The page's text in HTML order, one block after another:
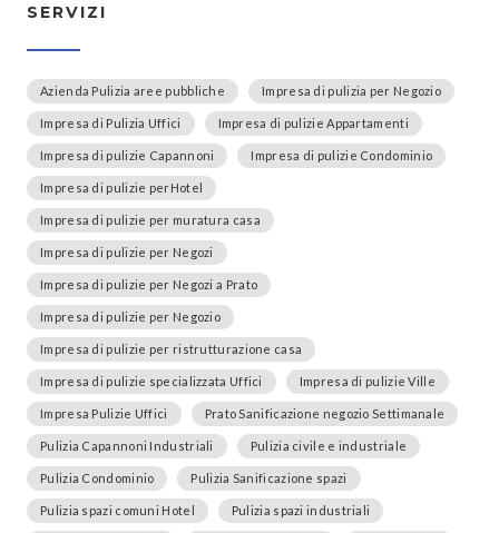
SERVIZI
Azienda Pulizia aree pubbliche Impresa di pulizia per Negozio
Impresa di Pulizia Uffici Impresa di pulizie Appartamenti
Impresa di pulizie Capannoni Impresa di pulizie Condominio
Impresa di pulizie perHotel
Impresa di pulizie per muratura casa
Impresa di pulizie per Negozi
Impresa di pulizie per Negozi a Prato
Impresa di pulizie per Negozio
Impresa di pulizie per ristrutturazione casa
Impresa di pulizie specializzata Uffici Impresa di pulizie Ville
Impresa Pulizie Uffici Prato Sanificazione negozio Settimanale
Pulizia Capannoni Industriali Pulizia civile e industriale
Pulizia Condominio Pulizia Sanificazione spazi
Pulizia spazi comuni Hotel Pulizia spazi industriali